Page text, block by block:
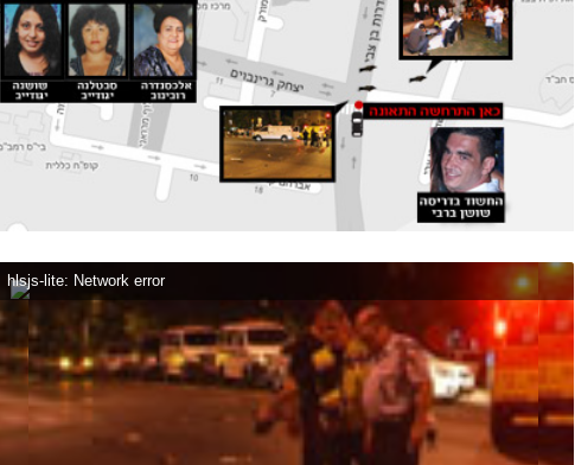
hlsjs-lite: Network error